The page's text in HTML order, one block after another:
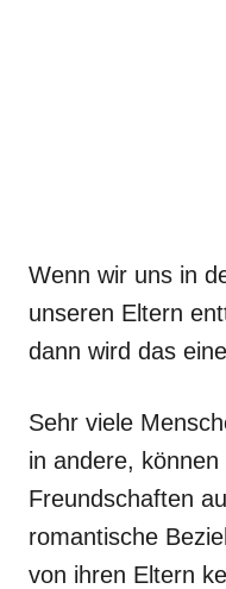
Wenn wir uns in
unseren Eltern
dann wird das
Sehr viele
in andere,
Freundschaften
romantische
von ihren Eltern